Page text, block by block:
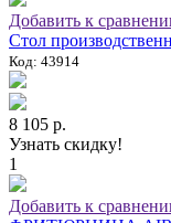
Добавить к
Стол
Код: 43914
8 105 р.
Узнать скидку!
1
Добавить к